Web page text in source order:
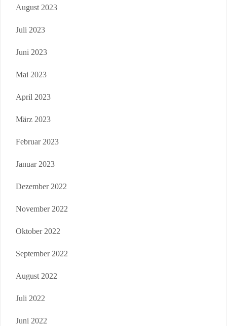
August 2023
Juli 2023
Juni 2023
Mai 2023
April 2023
März 2023
Februar 2023
Januar 2023
Dezember 2022
November 2022
Oktober 2022
September 2022
August 2022
Juli 2022
Juni 2022